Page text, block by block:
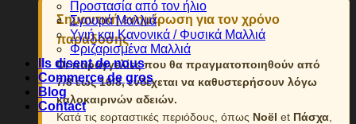
Σημαντική ενημέρωση για τον χρόνο
παράδοσης
Οι παραγγελίες που θα πραγματοποιηθούν από
7/8 εως 16/8, ενδέχεται να καθυστερήσουν λόγω
καλοκαιρινών αδειών.
Κατά τις εορταστικές περιόδους, όπως Noël et Πάσχα
Προστασία από τον ήλιο
Σγουρά Μαλλιά
Υγιή και Κανονικά / Φυσικά Μαλλιά
Φριζαρισμένα Μαλλιά
Ils disent de nous
Commerce de gros
Blog
Contact